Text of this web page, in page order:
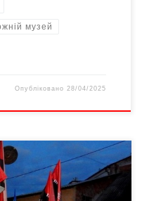
музей
Опубліковано28/04/2025